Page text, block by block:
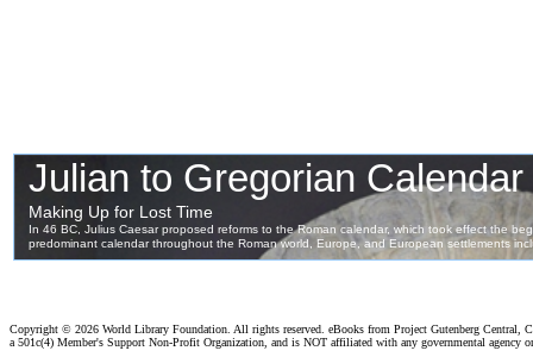
Copyright © 2026 World Library Foundation. All rights reserved. eBooks from Project Gutenberg Central,
a 501c(4) Member's Support Non-Profit Organization, and is NOT affiliated with any governmental agency